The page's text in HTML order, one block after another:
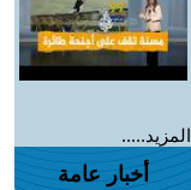
المزيد.....
أخبار عامة